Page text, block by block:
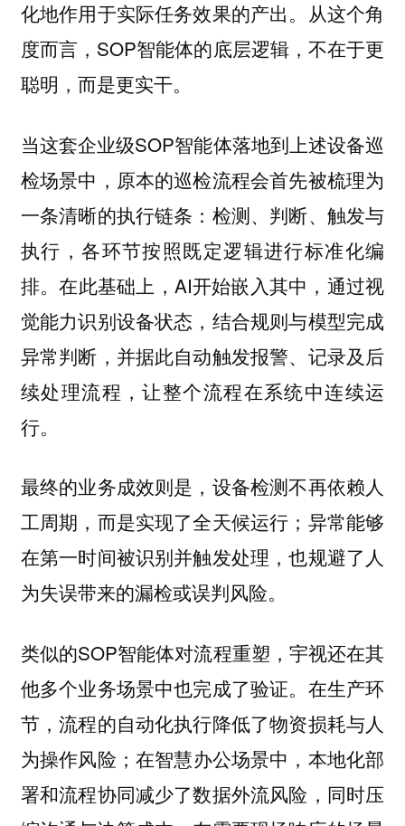
化地作用于实际任务效果的产出。从这个角
度而言，SOP智能体的底层逻辑，不在于更
聪明，而是更实干。
当这套企业级SOP智能体落地到上述设备巡
检场景中，原本的巡检流程会首先被梳理为
一条清晰的执行链条：检测、判断、触发与
执行，各环节按照既定逻辑进行标准化编
排。在此基础上，AI开始嵌入其中，通过视
觉能力识别设备状态，结合规则与模型完成
异常判断，并据此自动触发报警、记录及后
续处理流程，让整个流程在系统中连续运
行。
最终的业务成效则是，设备检测不再依赖人
工周期，而是实现了全天候运行；异常能够
在第一时间被识别并触发处理，也规避了人
为失误带来的漏检或误判风险。
类似的SOP智能体对流程重塑，宇视还在其
他多个业务场景中也完成了验证。在生产环
节，流程的自动化执行降低了物资损耗与人
为操作风险；在智慧办公场景中，本地化部
署和流程协同减少了数据外流风险，同时压